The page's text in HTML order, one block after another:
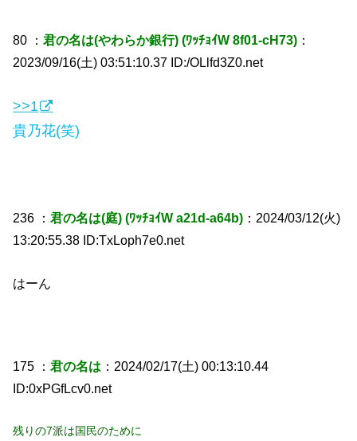
80 ：君の名は(やわらか銀行) (ﾜｯﾁｮｲW 8f01-cH73) ：
2023/09/16(土) 03:51:10.37 ID:/OLlfd3Z0.net
>>1
貴乃花(笑)
236 ：君の名は(庭) (ﾜｯﾁｮｲW a21d-a64b) ：2024/03/12(火)
13:20:55.38 ID:TxLoph7e0.net
はーん
175 ：君の名は ：2024/02/17(土) 00:13:10.44
ID:0xPGfLcv0.net
残りの7派は国民のために